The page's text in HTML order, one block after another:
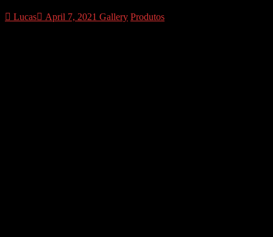
Lucas April 7, 2021 Gallery Produtos